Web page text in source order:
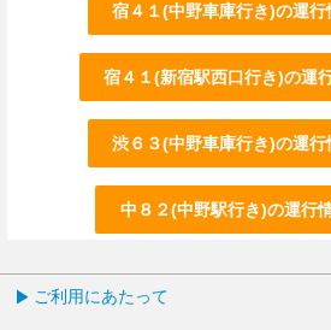
宿４１(中野車庫行き)の運行
宿４１(新宿駅西口行き)の運
渋６３(中野車庫行き)の運行
中８２(中野駅行き)の運行
ご利用にあたって